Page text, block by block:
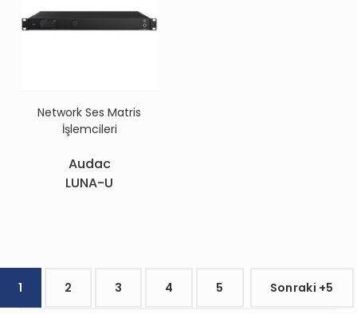
Network Ses Matris
İşlemcileri
Audac
LUNA-U
1